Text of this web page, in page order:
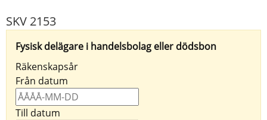
SKV 2153
Fysisk delägare i handelsbolag eller dödsbon
Räkenskapsår
Från datum
Till datum